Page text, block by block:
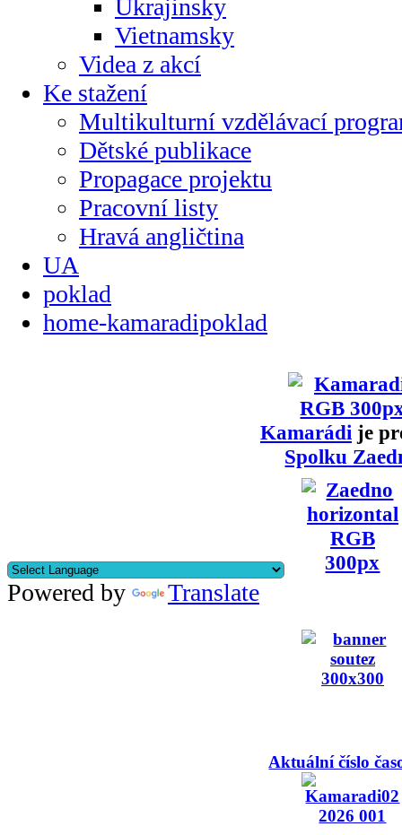
Ukrajinsky
Vietnamsky
Videa z akcí
Ke stažení
Multikulturní vzdělávací
Dětské publikace
Propagace projektu
Pracovní listy
Hravá angličtina
UA
poklad
home-kamaradipoklad
Kamarádi je
Spolku
Powered by Translate
Aktuální číslo